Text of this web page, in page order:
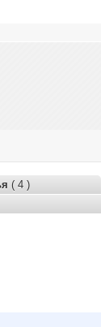
( 4 )